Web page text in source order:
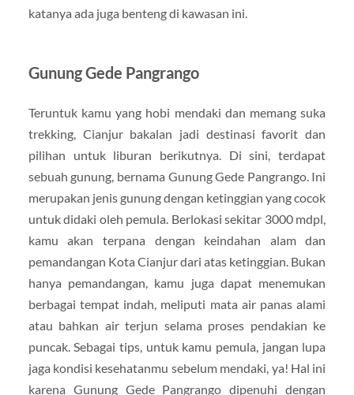
katanya ada juga benteng di kawasan ini.
Gunung Gede Pangrango
Teruntuk kamu yang hobi mendaki dan memang suka
trekking, Cianjur bakalan jadi destinasi favorit dan
pilihan untuk liburan berikutnya. Di sini, terdapat
sebuah gunung, bernama Gunung Gede Pangrango. Ini
merupakan jenis gunung dengan ketinggian yang cocok
untuk didaki oleh pemula. Berlokasi sekitar 3000 mdpl,
kamu akan terpana dengan keindahan alam dan
pemandangan Kota Cianjur dari atas ketinggian. Bukan
hanya pemandangan, kamu juga dapat menemukan
berbagai tempat indah, meliputi mata air panas alami
atau bahkan air terjun selama proses pendakian ke
puncak. Sebagai tips, untuk kamu pemula, jangan lupa
jaga kondisi kesehatanmu sebelum mendaki, ya! Hal ini
karena Gunung Gede Pangrango dipenuhi dengan